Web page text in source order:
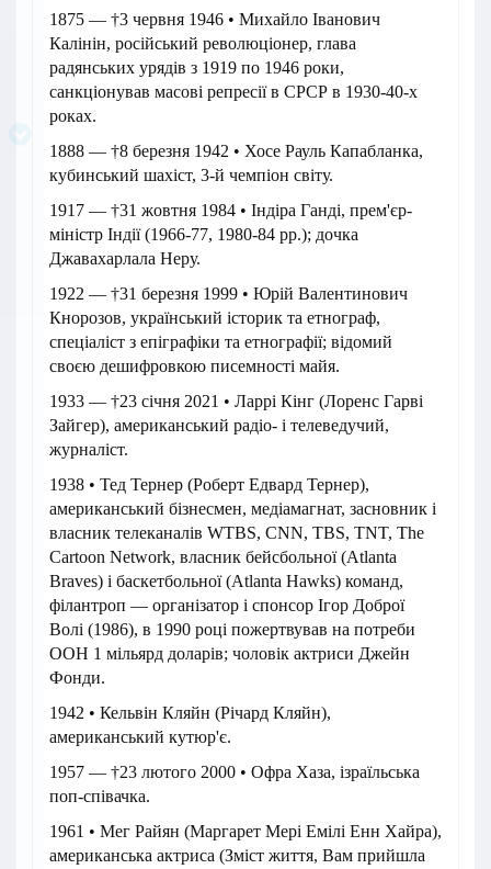
1875 — †3 червня 1946 • Михайло Іванович
Калінін, російський революціонер, глава
радянських урядів з 1919 по 1946 роки,
санкціонував масові репресії в СРСР в 1930-40-х
роках.
1888 — †8 березня 1942 • Хосе Рауль Капабланка,
кубинський шахіст, 3-й чемпіон світу.
1917 — †31 жовтня 1984 • Індіра Ганді, прем'єр-
міністр Індії (1966-77, 1980-84 рр.); дочка
Джавахарлала Неру.
1922 — †31 березня 1999 • Юрій Валентинович
Кнорозов, український історик та етнограф,
спеціаліст з епіграфіки та етнографії; відомий
своєю дешифровкою писемності майя.
1933 — †23 січня 2021 • Ларрі Кінг (Лоренс Гарві
Зайгер), американський радіо- і телеведучий,
журналіст.
1938 • Тед Тернер (Роберт Едвард Тернер),
американський бізнесмен, медіамагнат, засновник і
власник телеканалів WTBS, CNN, TBS, TNT, The
Cartoon Network, власник бейсбольної (Atlanta
Braves) і баскетбольної (Atlanta Hawks) команд,
філантроп — організатор і спонсор Ігор Доброї
Волі (1986), в 1990 році пожертвував на потреби
ООН 1 мільярд доларів; чоловік актриси Джейн
Фонди.
1942 • Кельвін Кляйн (Річард Кляйн),
американський кутюр'є.
1957 — †23 лютого 2000 • Офра Хаза, ізраїльська
поп-співачка.
1961 • Мег Райян (Маргарет Мері Емілі Енн Хайра),
американська актриса (Зміст життя, Вам прийшла